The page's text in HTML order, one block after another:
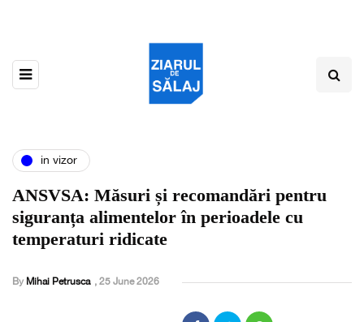
in vizor
ANSVSA: Măsuri și recomandări pentru
siguranța alimentelor în perioadele cu
temperaturi ridicate
By Mihai Petrusca , 25 June 2026